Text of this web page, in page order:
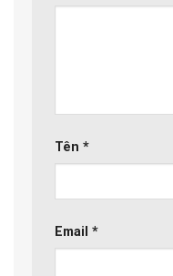
Tên *
Email *